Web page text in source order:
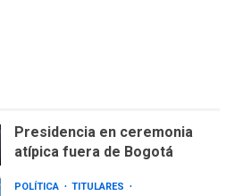
Presidencia en ceremonia
atípica fuera de Bogotá
POLÍTICA
TITULARES